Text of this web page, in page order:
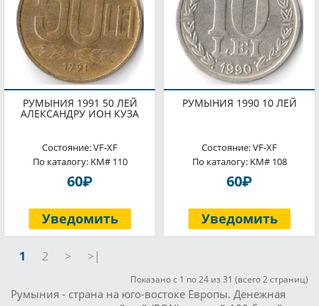
РУМЫНИЯ 1991 50 ЛЕЙ
АЛЕКСАНДРУ ИОН КУЗА
Состояние: VF-XF
По каталогу: KM# 110
60P
Уведомить
РУМЫНИЯ 1990 10 ЛЕЙ
Состояние: VF-XF
По каталогу: KM# 108
60P
Уведомить
1 2 > >|
Показано с 1 по 24 из 31 (всего 2 страниц)
Румыния - страна на юго-востоке Европы. Денежная